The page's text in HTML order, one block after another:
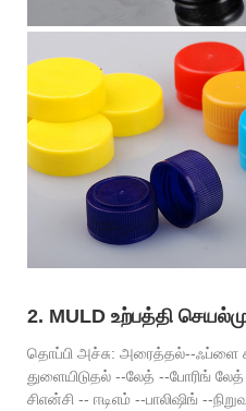
2. MULD உற்பத்தி
தொப்பி அச்சு: அரைத்தல்--ஃப்ளை
துளையிடுதல் --லேத் --போரிங்
சிஎன்சி -- ஈடிஎம் --பாலிஷிங் --